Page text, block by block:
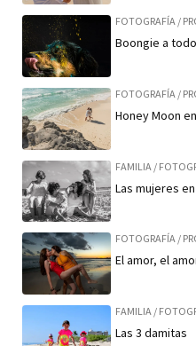
FOTOGRAFÍA/
Boongie a
FOTOGRAFÍA/
Honey Moon
FAMILIA /
Las mujeres
FOTOGRAFÍA/
El amor, el
FAMILIA /
Las 3 damitas